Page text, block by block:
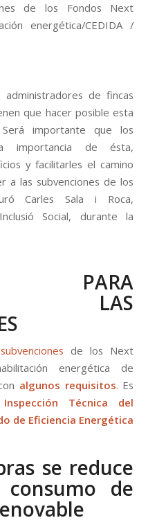
de los Fondos Next
energética/CEDIDA /
de fincas
que hacer posible esta
Será importante que los
importancia de ésta,
y facilitarles el camino
a las subvenciones de los
Carles Sala i Roca,
Social, durante la
PARA
LAS
de los Next
energética de
algunos requisitos. Es
Inspección Técnica del
de Eficiencia Energética
se reduce
de